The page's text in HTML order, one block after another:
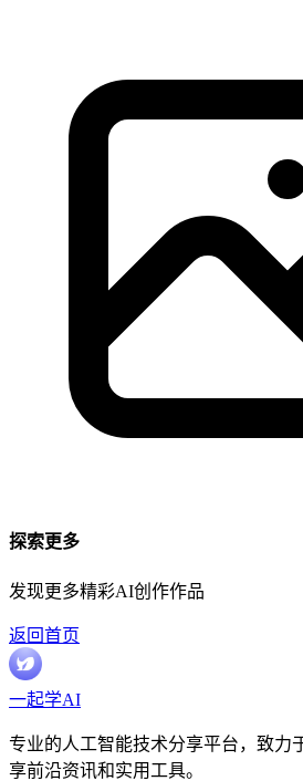
探索更多
发现更多精彩AI创作作品
返回首页
一起学AI
专业的人工智能技术分享平台，致力
享前沿资讯和实用工具。